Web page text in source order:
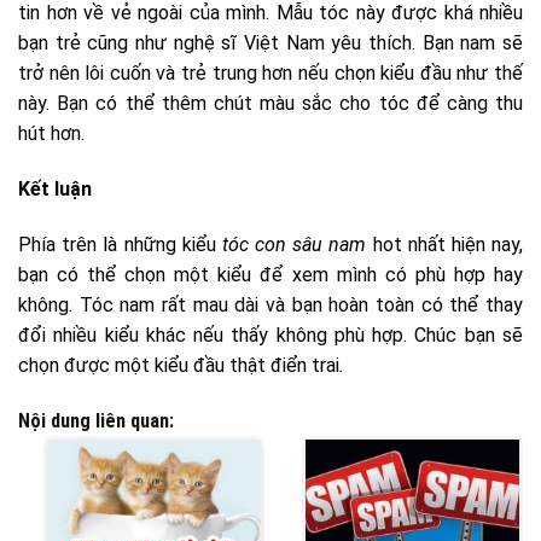
tin hơn về vẻ ngoài của mình. Mẫu tóc này được khá nhiều
bạn trẻ cũng như nghệ sĩ Việt Nam yêu thích. Bạn nam sẽ
trở nên lôi cuốn và trẻ trung hơn nếu chọn kiểu đầu như thế
này. Bạn có thể thêm chút màu sắc cho tóc để càng thu
hút hơn.
Kết luận
Phía trên là những kiểu tóc con sâu nam hot nhất hiện nay,
bạn có thể chọn một kiểu để xem mình có phù hợp hay
không. Tóc nam rất mau dài và bạn hoàn toàn có thể thay
đổi nhiều kiểu khác nếu thấy không phù hợp. Chúc bạn sẽ
chọn được một kiểu đầu thật điển trai.
Nội dung liên quan: